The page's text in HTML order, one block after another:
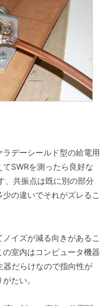
デーシールド型の給電用
SWRを測ったら良好な
、共振点は既に別の部分
の違いでそれがズレるこ
イズが減る向きがあるこ
室内はコンピュータ機器
だらけなので指向性が
たい。